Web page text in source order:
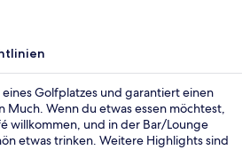
Golfplatzes und garantiert einen
Wenn du etwas essen möchtest,
willkommen, und in der Bar/Lounge
etwas trinken. Weitere Highlights sind